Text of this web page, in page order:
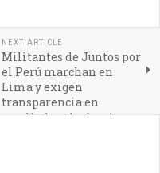
NEXT ARTICLE
Militantes de Juntos por
el Perú marchan en
Lima y exigen
transparencia en
resultados electorales.